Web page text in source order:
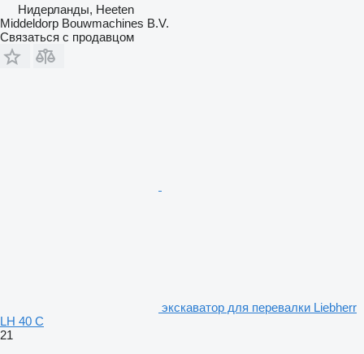
Нидерланды, Heeten
Middeldorp Bouwmachines B.V.
Связаться с продавцом
экскаватор для перевалки Liebherr
LH 40 C
21